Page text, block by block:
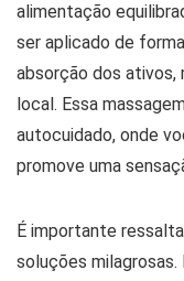
alimentação
ser aplicado de
absorção dos ativos,
local. Essa
autocuidado, onde
promove uma
É importante
soluções milagrosas.